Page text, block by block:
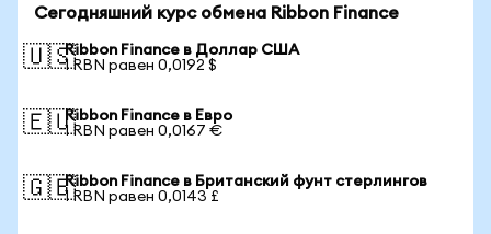
Сегодняшний курс обмена Ribbon Finance
🇺🇸Ribbon Finance в Доллар США
1 RBN равен 0,0192 $
🇪🇺Ribbon Finance в Евро
1 RBN равен 0,0167 €
🇬🇧Ribbon Finance в Британский фунт стерлингов
1 RBN равен 0,0143 £